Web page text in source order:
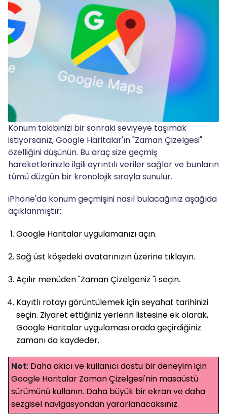
Konum takibinizi bir sonraki seviyeye taşımak
istiyorsanız, Google Haritalar'ın "Zaman Çizelgesi"
özelliğini düşünün. Bu araç size geçmiş
hareketlerinizle ilgili ayrıntılı veriler sağlar ve bunların
tümü düzgün bir kronolojik sırayla sunulur.
iPhone'da konum geçmişini nasıl bulacağınız aşağıda
açıklanmıştır:
Google Haritalar uygulamanızı açın.
Sağ üst köşedeki avatarınızın üzerine tıklayın.
Açılır menüden "Zaman Çizelgeniz "i seçin.
Kayıtlı rotayı görüntülemek için seyahat tarihinizi
seçin. Ziyaret ettiğiniz yerlerin listesine ek olarak,
Google Haritalar uygulaması orada geçirdiğiniz
zamanı da kaydeder.
Not: Daha akıcı ve kullanıcı dostu bir deneyim için
Google Haritalar Zaman Çizelgesi'nin masaüstü
sürümünü kullanın. Daha büyük bir ekran ve daha
sezgisel navigasyondan yararlanacaksınız.